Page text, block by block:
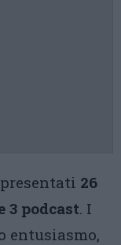
26
3 podcast. I
entusiasmo,